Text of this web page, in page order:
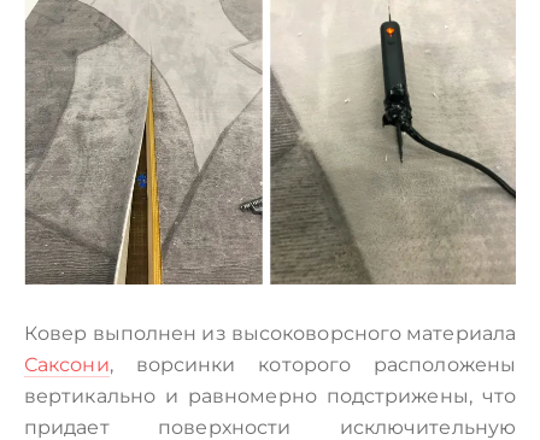
Ковер выполнен из высоковорсного материала
Саксони, ворсинки которого расположены
вертикально и равномерно подстрижены, что
придает поверхности исключительную